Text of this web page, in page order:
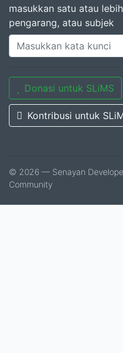
masukkan satu atau
pengarang, atau subjek
Donasi untuk SLiMS
Kontribusi untuk
© 2026 — Senayan
Community